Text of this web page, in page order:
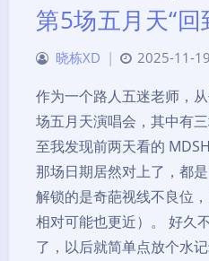
第5场五月天“回
晓栋XD | 2025-11-
作为一个路人五迷老师，
场五月天演唱会，其中有
至我发现前两天看的
那场日期居然对上了，都
解锁的是奇葩视线不良位
相对可能也更近）。 好久
了，以后就简单点放个水